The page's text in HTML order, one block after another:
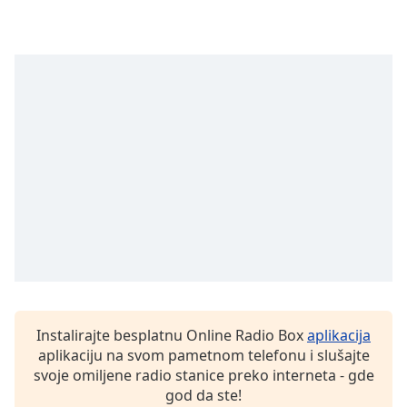
Text
Instalirajte besplatnu Online Radio Boxaplikacija
aplikaciju na svom pametnom telefonu i slušajte
svoje omiljene radio stanice preko interneta - gde
god da ste!